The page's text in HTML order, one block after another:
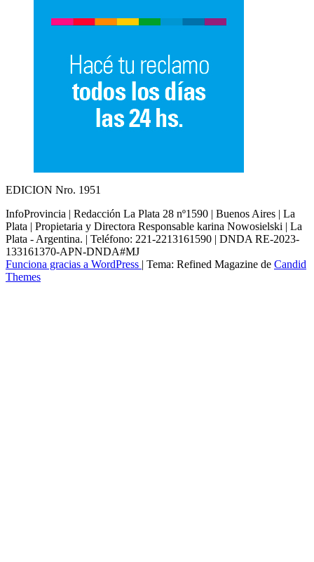
EDICION Nro. 1951
InfoProvincia | Redacción La Plata 28 nº1590 | Buenos Aires | La
Plata | Propietaria y Directora Responsable karina Nowosielski | La
Plata - Argentina. | Teléfono: 221-2213161590 | DNDA RE-2023-
133161370-APN-DNDA#MJ
Funciona gracias a WordPress | Tema: Refined Magazine de Candid
Themes